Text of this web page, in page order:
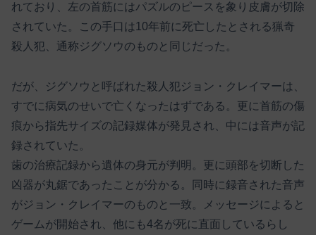
れており、左の首筋にはパズルのピースを象り皮膚が切除
されていた。この手口は10年前に死亡したとされる猟奇
殺人犯、通称ジグソウのものと同じだった。
だが、ジグソウと呼ばれた殺人犯ジョン・クレイマーは、
すでに病気のせいで亡くなったはずである。更に首筋の傷
痕から指先サイズの記録媒体が発見され、中には音声が記
録されていた。
歯の治療記録から遺体の身元が判明。更に頭部を切断した
凶器が丸鋸であったことが分かる。同時に録音された音声
がジョン・クレイマーのものと一致。メッセージによると
ゲームが開始され、他にも4名が死に直面しているらし